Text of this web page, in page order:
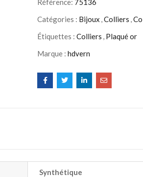
Référence: 75136
Catégories : Bijoux ,Colliers ,
Étiquettes : Colliers , Plaqué or
Marque : hdvern
Synthétique